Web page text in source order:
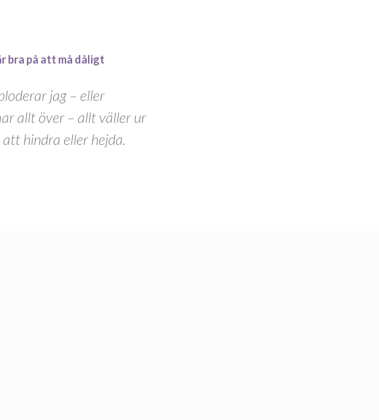
bra på att må dåligt
jag – eller
allt över – allt väller ur
hindra eller hejda.